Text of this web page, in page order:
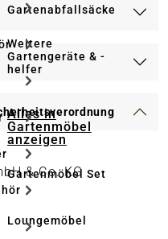
Gartenabfallsäcke
Weitere
Gartengeräte & -
helfer
Alles in
Gartenmöbel
anzeigen
Gartenmöbel Set
Loungemöbel
& Co. KG